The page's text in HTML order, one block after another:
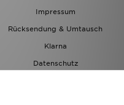
Impressum
Rücksendung & Umtausch
Klarna
Datenschutz